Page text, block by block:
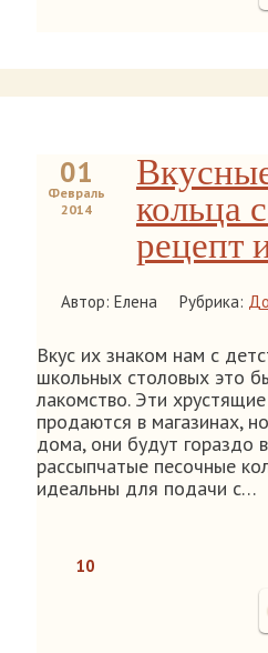
01
Февраль
2014
кольца
рецепт
Автор: Елена Рубрика:
Вкус их знаком нам с
школьных столовых это
лакомство. Эти
продаются в магазинах,
дома, они будут гораздо
рассыпчатые песочные
идеальны для подачи с…
10